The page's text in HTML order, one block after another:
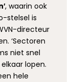
, waarin ook
stelsel is
directeur
‘Sectoren
niet snel
lopen.
hele